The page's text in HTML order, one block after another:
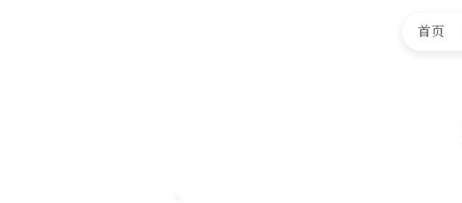
首页